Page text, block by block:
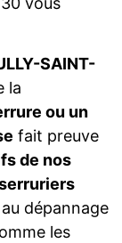
SAINT-
la
ou un
fait preuve
de nos
dépannage
les